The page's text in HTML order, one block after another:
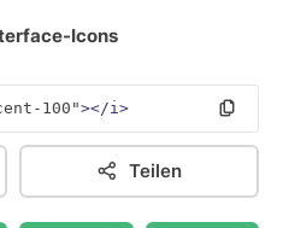
Icons
100"></i>
Teilen